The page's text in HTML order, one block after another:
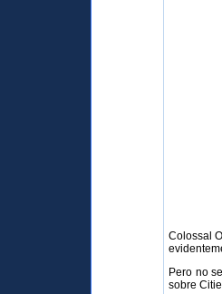
Colossal
Pero no
sobre